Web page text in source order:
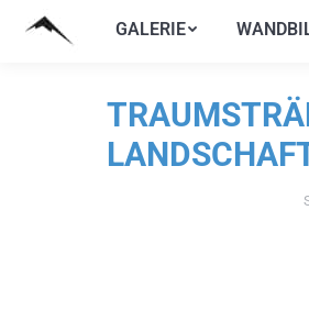
GALERIE
GALERIE